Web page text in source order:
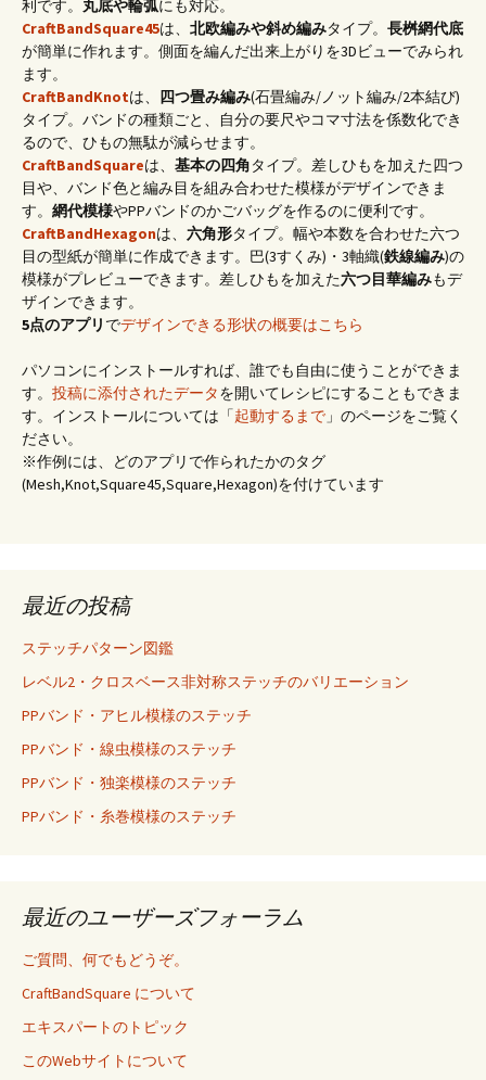
利です。 丸底や輪弧にも対応。
CraftBandSquare45は、 北欧編みや斜め編みタイプ。 長桝網代底
が簡単に作れます。側面を編んだ出来上がりを3Dビューでみられ
ます。
CraftBandKnotは、 四つ畳み編み(石畳編み/ノット編み/2本結び)
タイプ。バンドの種類ごと、自分の要尺やコマ寸法を係数化でき
るので、ひもの無駄が減らせます。
CraftBandSquareは、 基本の四角タイプ。差しひもを加えた四つ
目や、バンド色と編み目を組み合わせた模様がデザインできま
す。 網代模様やPPバンドのかごバッグを作るのに便利です。
CraftBandHexagonは、 六角形タイプ。幅や本数を合わせた六つ
目の型紙が簡単に作成できます。巴(3すくみ)・3軸織(鉄線編み)の
模様がプレビューできます。差しひもを加えた六つ目華編みもデ
ザインできます。
5点のアプリ でデザインできる形状の概要はこちら
パソコンにインストールすれば、誰でも自由に使うことができま
す。 投稿に添付されたデータを開いてレシピにすることもできま
す。インストールについては「起動するまで 」のページをご覧く
ださい。
※作例には、どのアプリで作られたかのタグ
(Mesh,Knot,Square45,Square,Hexagon)を付けています
最近の投稿
ステッチパターン図鑑
レベル2・クロスベース非対称ステッチのバリエーション
PPバンド・アヒル模様のステッチ
PPバンド・線虫模様のステッチ
PPバンド・独楽模様のステッチ
PPバンド・糸巻模様のステッチ
最近のユーザーズフォーラム
ご質問、何でもどうぞ。
CraftBandSquare について
エキスパートのトピック
このWebサイトについて